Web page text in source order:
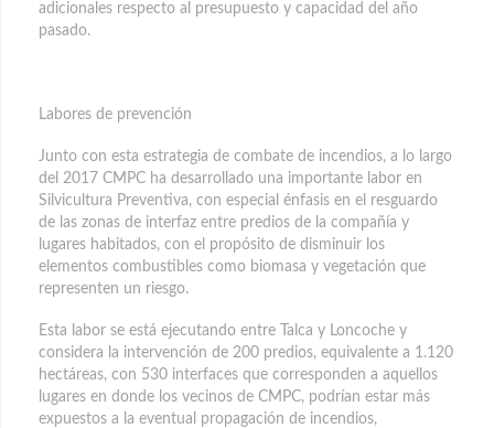
adicionales respecto al presupuesto y capacidad del año
pasado.
Labores de prevención
Junto con esta estrategia de combate de incendios, a lo largo
del 2017 CMPC ha desarrollado una importante labor en
Silvicultura Preventiva, con especial énfasis en el resguardo
de las zonas de interfaz entre predios de la compañía y
lugares habitados, con el propósito de disminuir los
elementos combustibles como biomasa y vegetación que
representen un riesgo.
Esta labor se está ejecutando entre Talca y Loncoche y
considera la intervención de 200 predios, equivalente a 1.120
hectáreas, con 530 interfaces que corresponden a aquellos
lugares en donde los vecinos de CMPC, podrían estar más
expuestos a la eventual propagación de incendios,